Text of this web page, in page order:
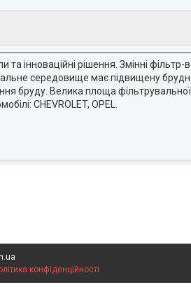
інноваційні рішення. Змінні фільтр-
середовище має підвищену
бруду. Велика площа
CHEVROLET, OPEL.
конфіденційності